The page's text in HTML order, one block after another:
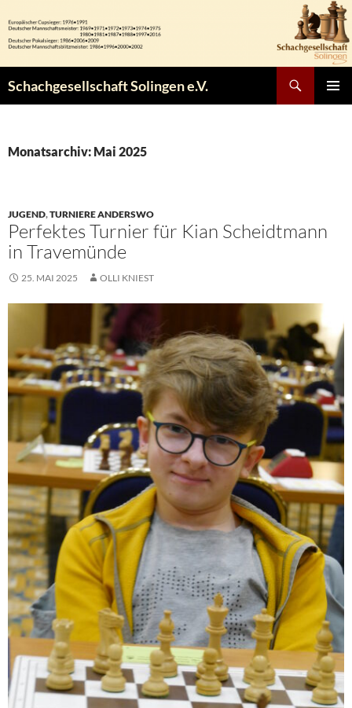
Inhalt
springen
Schachgesellschaft Solingen e.V.
Monatsarchiv: Mai 2025
JUGEND,TURNIERE ANDERSWO
Perfektes Turnier für Kian Scheidtmann
in Travemünde
25. MAI 2025 OLLI KNIEST